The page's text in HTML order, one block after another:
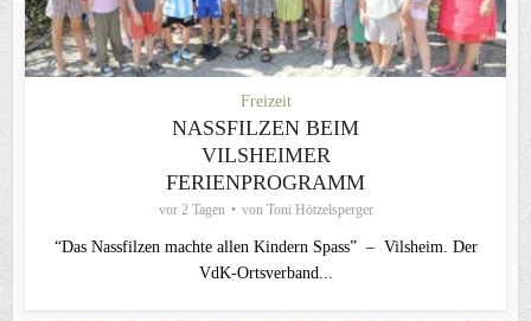
Freizeit
NASSFILZEN BEIM
VILSHEIMER
FERIENPROGRAMM
vor 2 Tagen von Toni Hötzelsperger
“Das Nassfilzen machte allen Kindern Spass” – Vilsheim. Der
VdK-Ortsverband...